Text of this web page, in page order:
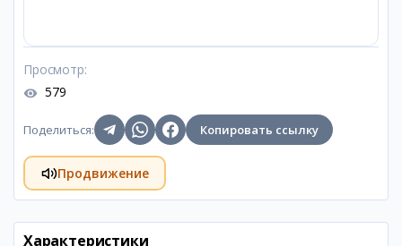
Просмотр:
579
Поделиться: Копировать ссылку
Продвижение
Характеристики